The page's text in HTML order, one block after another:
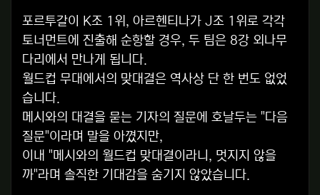
포르투갈이 K조 1위, 아르헨티나가 J조 1위로 각각
토너먼트에 진출해 순항할 경우, 두 팀은 8강 외나무
다리에서 만나게 됩니다.
월드컵 무대에서의 맞대결은 역사상 단 한 번도 없었
습니다.
메시와의 대결을 묻는 기자의 질문에 호날두는 "다음
질문"이라며 말을 아꼈지만,
이내 "메시와의 월드컵 맞대결이라니, 멋지지 않을
까"라며 솔직한 기대감을 숨기지 않았습니다.